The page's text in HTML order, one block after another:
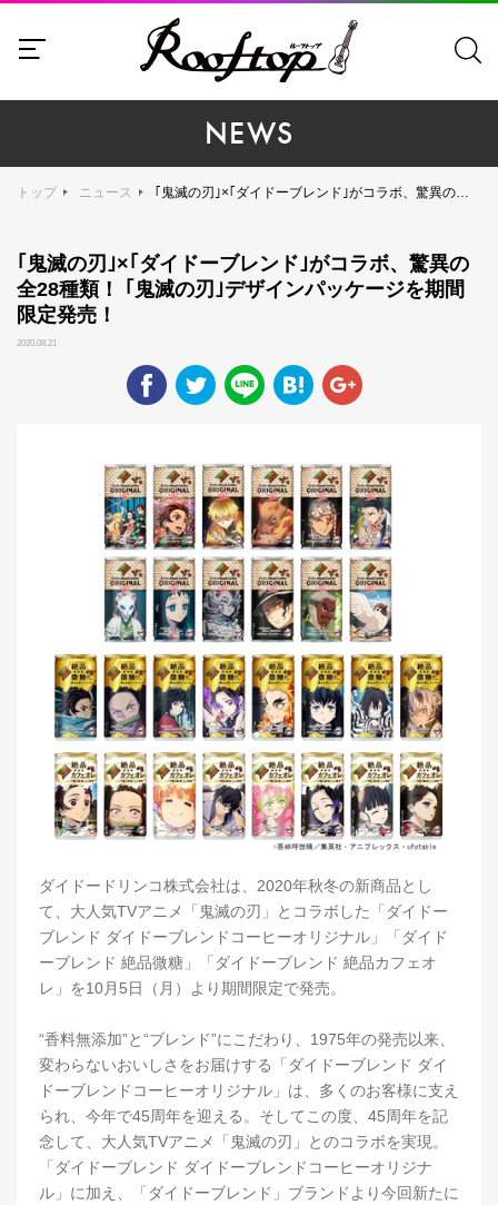
NEWS
トップ ニュース ｢鬼滅の刃｣×｢ダイドーブレンド｣がコラボ、驚異の全28種類！ ｢鬼滅の刃｣デザインパッケージを期間限定発売！
｢鬼滅の刃｣×｢ダイドーブレンド｣がコラボ、驚異の
全28種類！ ｢鬼滅の刃｣デザインパッケージを期間
限定発売！
2020.08.21
ダイドードリンコ株式会社は、2020年秋冬の新商品とし
て、大人気TVアニメ「鬼滅の刃」とコラボした「ダイドー
ブレンド ダイドーブレンドコーヒーオリジナル」「ダイド
ーブレンド 絶品微糖」「ダイドーブレンド 絶品カフェオ
レ」を10月5日（月）より期間限定で発売。
“香料無添加”と“ブレンド”にこだわり、1975年の発売以来、
変わらないおいしさをお届けする「ダイドーブレンド ダイ
ドーブレンドコーヒーオリジナル」は、多くのお客様に支え
られ、今年で45周年を迎える。そしてこの度、45周年を記
念して、大人気TVアニメ「鬼滅の刃」とのコラボを実現。
「ダイドーブレンド ダイドーブレンドコーヒーオリジナ
ル」に加え、「ダイドーブレンド」ブランドより今回新たに